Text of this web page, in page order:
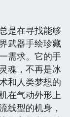
是在寻找能够
武器手绘珍藏
需求。它的手
魂，不再是冰
和人类梦想的
在气动外形上
线型的机身，